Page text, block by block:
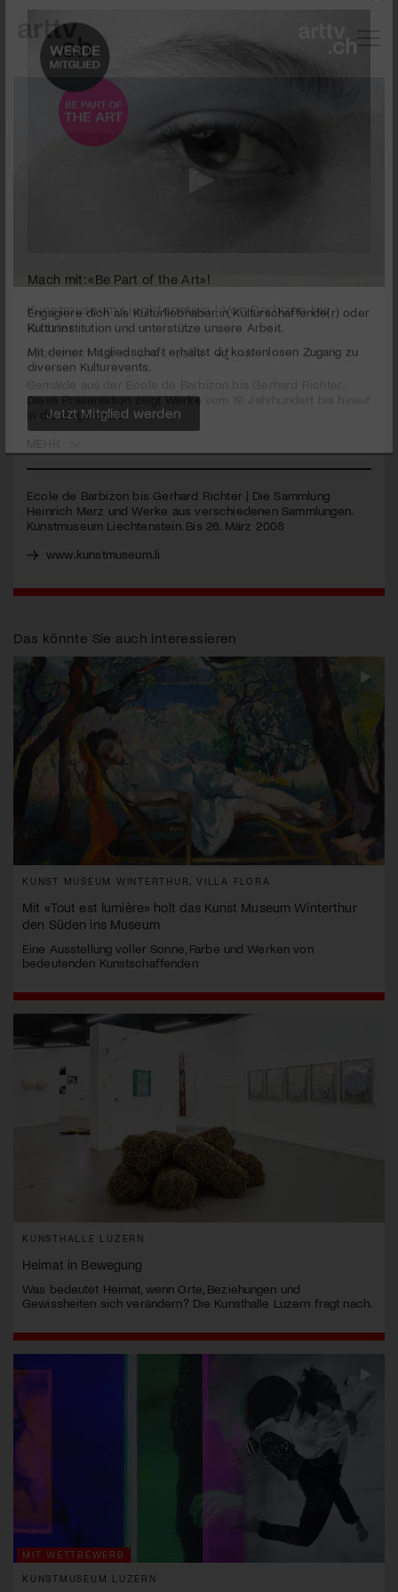
seconds
minutes,
36
Kunstmuseum Liechtenstein | Von Barbizon bis
Richter
PUBLIZIERT AM 15. APRIL 2008
Diese Präsentation zeigt Werke vom 19. Jahrhundert bis hinauf
in die Gegenwart.
Ecole de Barbizon bis Gerhard Richter | Die Sammlung
Heinrich Merz und Werke aus verschiedenen Sammlungen.
Kunstmuseum Liechtenstein. Bis 26. März 2008
www.kunstmuseum.li
Das könnte Sie auch interessieren
KUNST MUSEUM WINTERTHUR, VILLA FLORA
Mit «Tout est lumière» holt das Kunst Museum Winterthur
den Süden ins Museum
Eine Ausstellung voller Sonne, Farbe und Werken von
bedeutenden Kunstschaffenden
KUNSTHALLE LUZERN
Heimat in Bewegung
Was bedeutet Heimat, wenn Orte, Beziehungen und
Gewissheiten sich verändern? Die Kunsthalle Luzern fragt nach.
MIT WETTBEWERB
KUNSTMUSEUM LUZERN
Mach mit: «Be Part of the Art»!
Kulturinstitution und unterstütze unsere Arbeit.
diversen Kulturevents.